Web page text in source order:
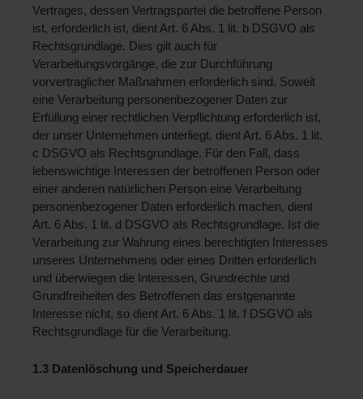
Vertrages, dessen Vertragspartei die betroffene Person
ist, erforderlich ist, dient Art. 6 Abs. 1 lit. b DSGVO als
Rechtsgrundlage. Dies gilt auch für
Verarbeitungsvorgänge, die zur Durchführung
vorvertraglicher Maßnahmen erforderlich sind. Soweit
eine Verarbeitung personenbezogener Daten zur
Erfüllung einer rechtlichen Verpflichtung erforderlich ist,
der unser Unternehmen unterliegt, dient Art. 6 Abs. 1 lit.
c DSGVO als Rechtsgrundlage. Für den Fall, dass
lebenswichtige Interessen der betroffenen Person oder
einer anderen natürlichen Person eine Verarbeitung
personenbezogener Daten erforderlich machen, dient
Art. 6 Abs. 1 lit. d DSGVO als Rechtsgrundlage. Ist die
Verarbeitung zur Wahrung eines berechtigten Interesses
unseres Unternehmens oder eines Dritten erforderlich
und überwiegen die Interessen, Grundrechte und
Grundfreiheiten des Betroffenen das erstgenannte
Interesse nicht, so dient Art. 6 Abs. 1 lit. f DSGVO als
Rechtsgrundlage für die Verarbeitung.
1.3 Datenlöschung und Speicherdauer